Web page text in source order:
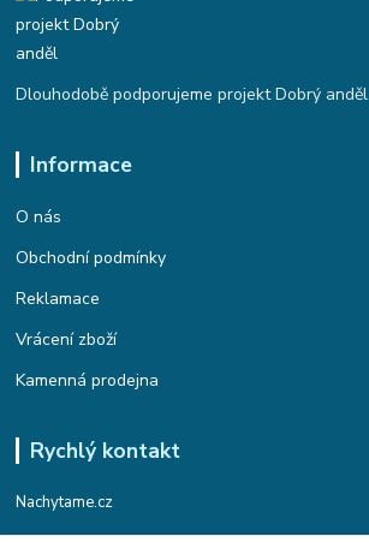
Dlouhodobě podporujeme projekt Dobrý anděl
Informace
O nás
Obchodní podmínky
Reklamace
Vrácení zboží
Kamenná prodejna
Rychlý kontakt
Nachytame.cz